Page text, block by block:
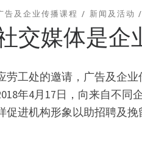
告及企业传播课程 新闻及活动
交媒体是企
劳工处的邀请，广告及企
年4月17日，向来自不同
促进机构形象以助招聘及挽